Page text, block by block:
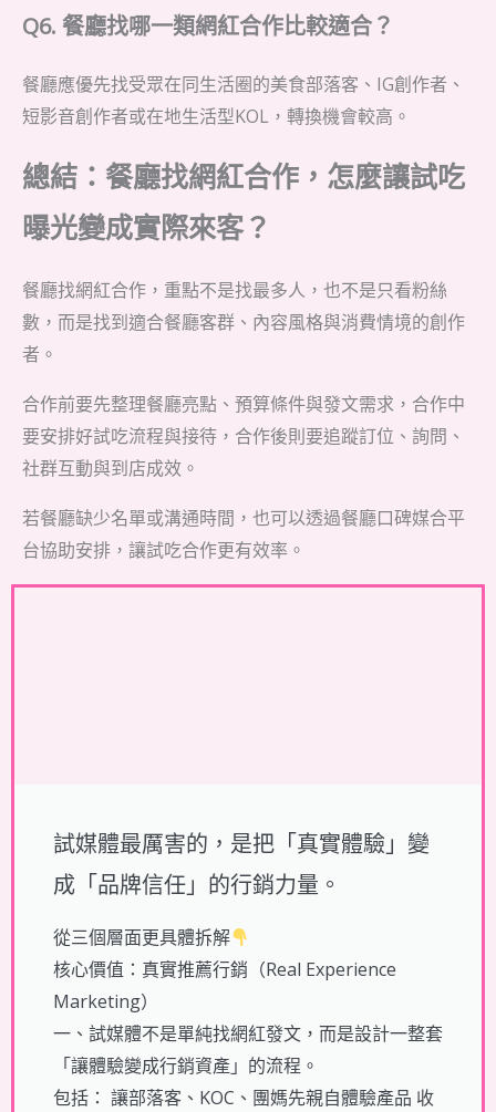
Q6. 餐廳找哪一類網紅合作比較適合？
餐廳應優先找受眾在同生活圈的美食部落客、IG創作者、
短影音創作者或在地生活型KOL，轉換機會較高。
總結：餐廳找網紅合作，怎麼讓試吃
曝光變成實際來客？
餐廳找網紅合作，重點不是找最多人，也不是只看粉絲
數，而是找到適合餐廳客群、內容風格與消費情境的創作
者。
合作前要先整理餐廳亮點、預算條件與發文需求，合作中
要安排好試吃流程與接待，合作後則要追蹤訂位、詢問、
社群互動與到店成效。
若餐廳缺少名單或溝通時間，也可以透過餐廳口碑媒合平
台協助安排，讓試吃合作更有效率。
試媒體最厲害的，是把「真實體驗」變
成「品牌信任」的行銷力量。
從三個層面更具體拆解
核心價值：真實推薦行銷（Real Experience
Marketing）
一、試媒體不是單純找網紅發文，而是設計一整套
「讓體驗變成行銷資產」的流程。
包括： 讓部落客、KOC、團媽先親自體驗產品 收